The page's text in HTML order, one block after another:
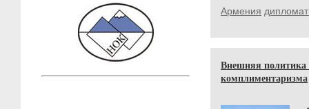
Армения
Внешняя политика
комплиментаризма